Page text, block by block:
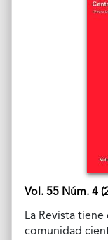
Vol. 55 Núm. 4
La Revista
comunidad